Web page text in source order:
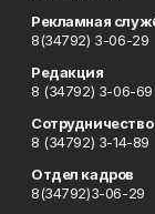
Рекламная
8(34792) 3-06-29
Редакция
8 (34792) 3-06-69
Сотрудничество
8 (34792) 3-14-89
Отдел кадров
8(34792)3-06-29